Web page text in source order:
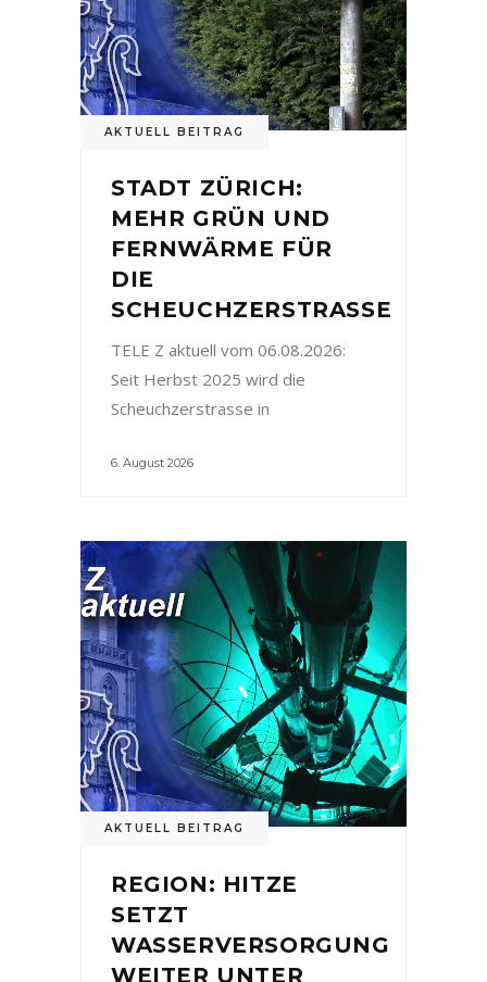
AKTUELL BEITRAG
STADT ZÜRICH:
MEHR GRÜN UND
FERNWÄRME FÜR
DIE
SCHEUCHZERSTRASSE
TELE Z aktuell vom 06.08.2026:
Seit Herbst 2025 wird die
Scheuchzerstrasse in
6. August 2026
AKTUELL BEITRAG
REGION: HITZE
SETZT
WASSERVERSORGUNG
WEITER UNTER